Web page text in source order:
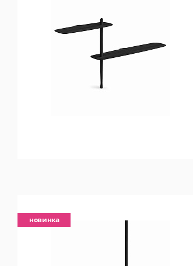
новинка